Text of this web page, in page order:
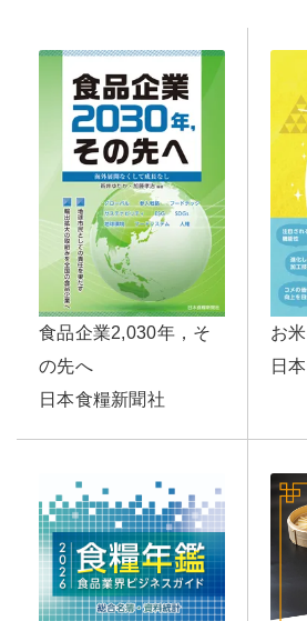
食品企業2,030年，そ
の先へ
日本食糧新聞社
お
日